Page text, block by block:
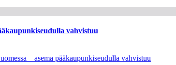
vahvistuu
– asema pääkaupunkiseudulla vahvistuu